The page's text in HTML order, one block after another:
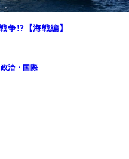
争!?【海戦編】
政治・国際